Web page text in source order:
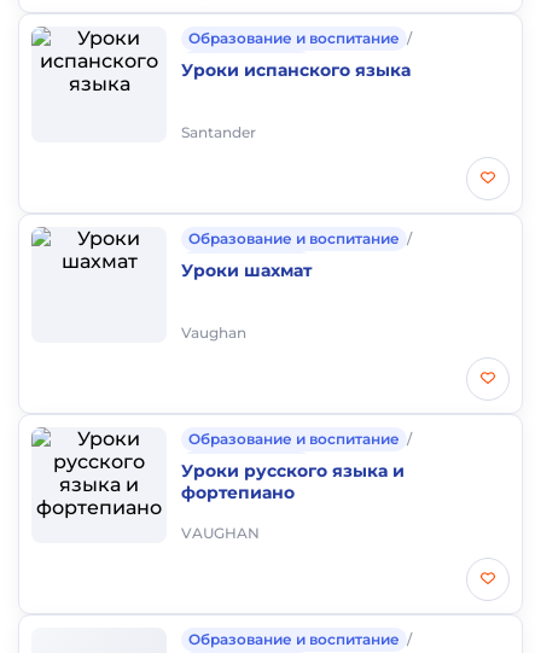
Образование и воспитание /
Частные уроки
Уроки испанского языка
Santander
Образование и воспитание /
Частные уроки
Уроки шахмат
Vaughan
Образование и воспитание /
Частные уроки
Уроки русского языка и
фортепиано
VAUGHAN
Образование и воспитание /